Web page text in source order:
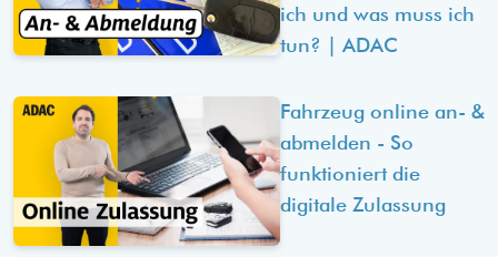
ich und was muss ich
tun? | ADAC
Fahrzeug online an- &
abmelden - So
funktioniert die
digitale Zulassung